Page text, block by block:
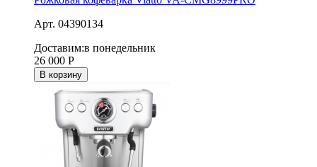
Арт. 04390134
Доставим:в понедельник
26 000 Р
В корзину